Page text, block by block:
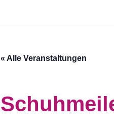
« Alle Veranstaltungen